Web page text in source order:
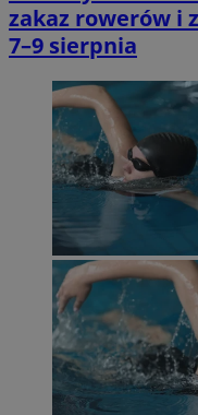
zakaz rowerów i
7–9 sierpnia